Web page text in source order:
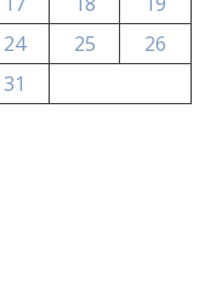
24 25
26
31